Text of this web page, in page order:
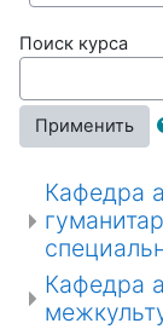
Поиск курса
Применить
Кафедра
Кафедра